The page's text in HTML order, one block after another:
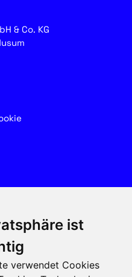
ist
verwendet Cookies
& Co. KG